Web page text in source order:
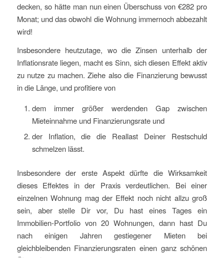
decken, so hätte man nun einen Überschuss von €282 pro
Monat; und das obwohl die Wohnung immernoch abbezahlt
wird!
Insbesondere heutzutage, wo die Zinsen unterhalb der
Inflationsrate liegen, macht es Sinn, sich diesen Effekt aktiv
zu nutze zu machen. Ziehe also die Finanzierung bewusst
in die Länge, und profitiere von
dem immer größer werdenden Gap zwischen
Mieteinnahme und Finanzierungsrate und
der Inflation, die die Reallast Deiner Restschuld
schmelzen lässt.
Insbesondere der erste Aspekt dürfte die Wirksamkeit
dieses Effektes in der Praxis verdeutlichen. Bei einer
einzelnen Wohnung mag der Effekt noch nicht allzu groß
sein, aber stelle Dir vor, Du hast eines Tages ein
Immobilien-Portfolio von 20 Wohnungen, dann hast Du
nach einigen Jahren gestiegener Mieten bei
gleichbleibenden Finanzierungsraten einen ganz schönen